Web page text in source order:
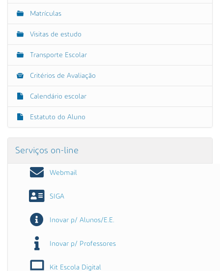
Matrículas
Visitas de estudo
Transporte Escolar
Critérios de Avaliação
Calendário escolar
Estatuto do Aluno
Serviços on-line
Webmail
SIGA
Inovar p/ Alunos/E.E.
Inovar p/ Professores
Kit Escola Digital